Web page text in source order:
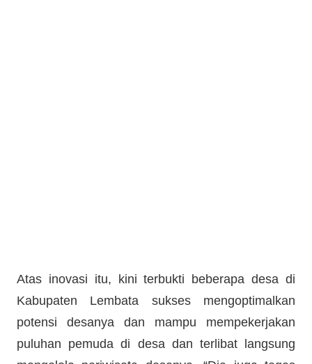
Atas inovasi itu, kini terbukti beberapa desa di
Kabupaten Lembata sukses mengoptimalkan
potensi desanya dan mampu mempekerjakan
puluhan pemuda di desa dan terlibat langsung